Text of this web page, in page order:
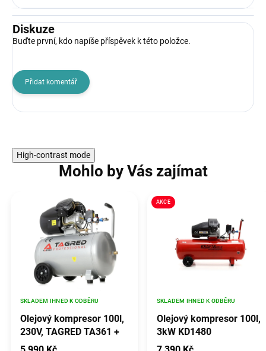
Diskuze
Buďte první, kdo napíše příspěvek k této položce.
Přidat komentář
High-contrast mode
Mohlo by Vás zajímat
Olejový kompresor 100l,
230V, TAGRED TA361 +
separátor
SKLADEM IHNED K ODBĚRU
AKCE
Olejový kompresor 100l,
3kW KD1480
SKLADEM IHNED K ODBĚRU